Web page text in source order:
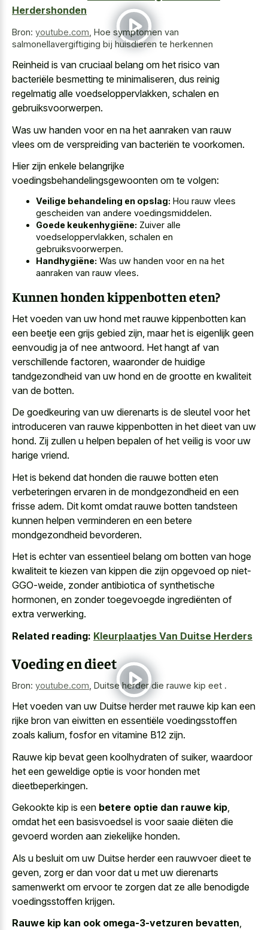
Herdershonden
Bron: youtube.com Hoe symptomen van
salmonellavergiftiging bij huisdieren te herkennen
Reinheid is van cruciaal belang om het risico van
bacteriële besmetting te minimaliseren, dus reinig
regelmatig alle voedseloppervlakken, schalen en
gebruiksvoorwerpen.
Was uw handen voor en na het aanraken van rauw
vlees om de verspreiding van bacteriën te voorkomen.
Hier zijn enkele belangrijke
voedingsbehandelingsgewoonten om te volgen:
Veilige behandeling en opslag: Hou rauw vlees
gescheiden van andere voedingsmiddelen.
Goede keukenhygiëne: Zuiver alle
voedseloppervlakken, schalen en
gebruiksvoorwerpen.
Handhygiëne: Was uw handen voor en na het
aanraken van rauw vlees.
Kunnen honden kippenbotten eten?
Het voeden van uw hond met rauwe kippenbotten kan
een beetje een grijs gebied zijn, maar het is eigenlijk geen
eenvoudig ja of nee antwoord. Het hangt af van
verschillende factoren, waaronder de huidige
tandgezondheid van uw hond en de grootte en kwaliteit
van de botten.
De goedkeuring van uw dierenarts is de sleutel voor het
introduceren van rauwe kippenbotten in het dieet van uw
hond. Zij zullen u helpen bepalen of het veilig is voor uw
harige vriend.
Het is bekend dat honden die rauwe botten eten
verbeteringen ervaren in de mondgezondheid en een
frisse adem. Dit komt omdat rauwe botten tandsteen
kunnen helpen verminderen en een betere
mondgezondheid bevorderen.
Het is echter van essentieel belang om botten van hoge
kwaliteit te kiezen van kippen die zijn opgevoed op niet-
GGO-weide, zonder antibiotica of synthetische
hormonen, en zonder toegevoegde ingrediënten of
extra verwerking.
Related reading: Kleurplaatjes Van Duitse Herders
Voeding en dieet
Bron: youtube.com Duitse herder die rauwe kip eet .
Het voeden van uw Duitse herder met rauwe kip kan een
rijke bron van eiwitten en essentiële voedingsstoffen
zoals kalium, fosfor en vitamine B12 zijn.
Rauwe kip bevat geen koolhydraten of suiker, waardoor
het een geweldige optie is voor honden met
dieetbeperkingen.
Gekookte kip is een betere optie dan rauwe kip,
omdat het een basisvoedsel is voor saaie diëten die
gevoerd worden aan ziekelijke honden.
Als u besluit om uw Duitse herder een rauwvoer dieet te
geven, zorg er dan voor dat u met uw dierenarts
samenwerkt om ervoor te zorgen dat ze alle benodigde
voedingsstoffen krijgen.
Rauwe kip kan ook omega-3-vetzuren bevatten,